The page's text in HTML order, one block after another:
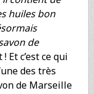
huiles bon
de
Et c’est ce qui
des très
de Marseille